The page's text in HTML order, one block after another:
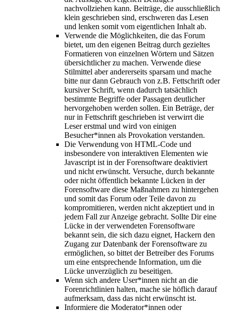
nachvollziehen kann. Beiträge, die ausschließlich
klein geschrieben sind, erschweren das Lesen
und lenken somit vom eigentlichen Inhalt ab.
Verwende die Möglichkeiten, die das Forum
bietet, um den eigenen Beitrag durch gezieltes
Formatieren von einzelnen Wörtern und Sätzen
übersichtlicher zu machen. Verwende diese
Stilmittel aber andererseits sparsam und mache
bitte nur dann Gebrauch von z.B. Fettschrift oder
kursiver Schrift, wenn dadurch tatsächlich
bestimmte Begriffe oder Passagen deutlicher
hervorgehoben werden sollen. Ein Beträge, der
nur in Fettschrift geschrieben ist verwirrt die
Leser erstmal und wird von einigen
Besucher*innen als Provokation verstanden.
Die Verwendung von HTML-Code und
insbesondere von interaktiven Elementen wie
Javascript ist in der Forensoftware deaktiviert
und nicht erwünscht. Versuche, durch bekannte
oder nicht öffentlich bekannte Lücken in der
Forensoftware diese Maßnahmen zu hintergehen
und somit das Forum oder Teile davon zu
kompromitieren, werden nicht akzeptiert und in
jedem Fall zur Anzeige gebracht. Sollte Dir eine
Lücke in der verwendeten Forensoftware
bekannt sein, die sich dazu eignet, Hackern den
Zugang zur Datenbank der Forensoftware zu
ermöglichen, so bittet der Betreiber des Forums
um eine entsprechende Information, um die
Lücke unverzüglich zu beseitigen.
Wenn sich andere User*innen nicht an die
Forenrichtlinien halten, mache sie höflich darauf
aufmerksam, dass das nicht erwünscht ist.
Informiere die Moderator*innen oder